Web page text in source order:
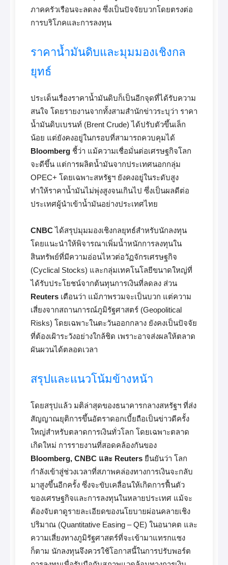
ภาคครัวเรือนจะลดลง ซึ่งเป็นปัจจัยบวกโดยตรงต่อ
การบริโภคและการลงทุน
ราคาน้ำมันดิบและมุมมองเชิงกล
ยุทธ์
ประเด็นเรื่องราคาน้ำมันดิบก็เป็นอีกจุดที่ได้รับความ
สนใจ โดยรายงานจากทั้งสามสำนักข่าวระบุว่า ราคา
น้ำมันดิบเบรนท์ (Brent Crude) ได้ปรับตัวขึ้นเล็ก
น้อย แต่ยังคงอยู่ในกรอบที่สามารถควบคุมได้
Bloomberg ชี้ว่า แม้ความเชื่อมั่นต่อเศรษฐกิจโลก
จะดีขึ้น แต่การผลิตน้ำมันจากประเทศนอกกลุ่ม
OPEC+ โดยเฉพาะสหรัฐฯ ยังคงอยู่ในระดับสูง
ทำให้ราคาน้ำมันไม่พุ่งสูงจนเกินไป ซึ่งเป็นผลดีต่อ
ประเทศผู้นำเข้าน้ำมันอย่างประเทศไทย
CNBCได้สรุปมุมมองเชิงกลยุทธ์สำหรับนักลงทุน
โดยแนะนำให้พิจารณาเพิ่มน้ำหนักการลงทุนใน
สินทรัพย์ที่มีความอ่อนไหวต่อวัฏจักรเศรษฐกิจ
(Cyclical Stocks) และกลุ่มเทคโนโลยีขนาดใหญ่ที่
ได้รับประโยชน์จากต้นทุนการเงินที่ลดลง ส่วน
Reuters เตือนว่า แม้ภาพรวมจะเป็นบวก แต่ความ
เสี่ยงจากสถานการณ์ภูมิรัฐศาสตร์ (Geopolitical
Risks) โดยเฉพาะในตะวันออกกลาง ยังคงเป็นปัจจัย
ที่ต้องเฝ้าระวังอย่างใกล้ชิด เพราะอาจส่งผลให้ตลาด
ผันผวนได้ตลอดเวลา
สรุปและแนวโน้มข้างหน้า
โดยสรุปแล้ว มติล่าสุดของธนาคารกลางสหรัฐฯ ที่ส่ง
สัญญาณยุติการขึ้นอัตราดอกเบี้ยถือเป็นข่าวดีครั้ง
ใหญ่สำหรับตลาดการเงินทั่วโลก โดยเฉพาะตลาด
เกิดใหม่ การรายงานที่สอดคล้องกันของ
Bloomberg, CNBC และ Reuters ยืนยันว่า โลก
กำลังเข้าสู่ช่วงเวลาที่สภาพคล่องทางการเงินจะกลับ
มาสูงขึ้นอีกครั้ง ซึ่งจะขับเคลื่อนให้เกิดการฟื้นตัว
ของเศรษฐกิจและการลงทุนในหลายประเทศ แม้จะ
ต้องจับตาดูรายละเอียดของนโยบายผ่อนคลายเชิง
ปริมาณ (Quantitative Easing – QE) ในอนาคต และ
ความเสี่ยงทางภูมิรัฐศาสตร์ที่จะเข้ามาแทรกแซง
ก็ตาม นักลงทุนจึงควรใช้โอกาสนี้ในการปรับพอร์ต